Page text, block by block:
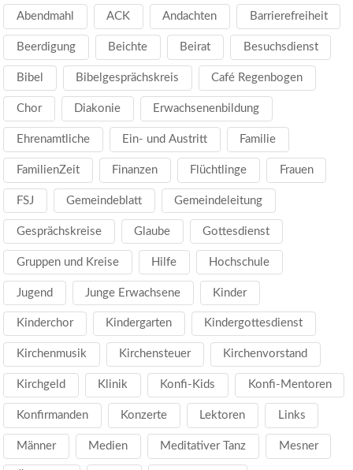
Abendmahl ACK Andachten Barrierefreiheit
Beerdigung Beichte Beirat Besuchsdienst
Bibel Bibelgesprächskreis Café Regenbogen
Chor Diakonie Erwachsenenbildung
Ehrenamtliche Ein- und Austritt Familie
FamilienZeit Finanzen Flüchtlinge Frauen
FSJ Gemeindeblatt Gemeindeleitung
Gesprächskreise Glaube Gottesdienst
Gruppen und Kreise Hilfe Hochschule
Jugend Junge Erwachsene Kinder
Kinderchor Kindergarten Kindergottesdienst
Kirchenmusik Kirchensteuer Kirchenvorstand
Kirchgeld Klinik Konfi-Kids Konfi-Mentoren
Konfirmanden Konzerte Lektoren Links
Männer Medien Meditativer Tanz Mesner